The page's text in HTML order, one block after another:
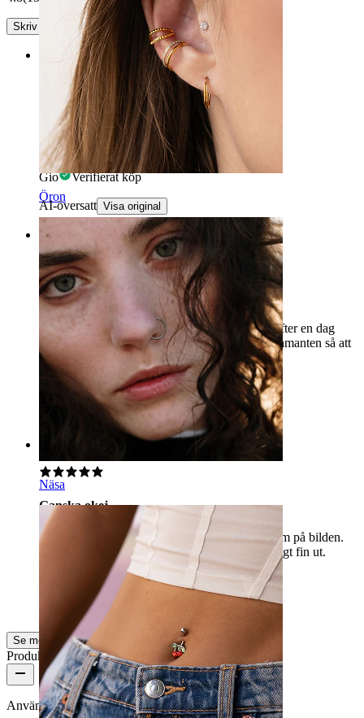
Öron
Näsa
Skriv en recension
Rating
Tungpiercing
Paketet kom fram på två dagar
Gio Verifierat köp
AI-översatt Visa original
Rating
Tungpiercing
Den är väldigt fin, men jag fick sår i gommen efter en dag
med den :/ De borde ha ett lager av något på diamanten så att
den blir mycket behagligare i munnen.
Kimberly Verifierat köp
Visa original
Ganska okej
Glittret är inte placerat bra och det ser inte ut som på bilden.
Kulan är svår att öppna, men den ser ändå väldigt fin ut.
Verifierat köp
AI-översatt Visa original
Se mer
Produktkvalitet
Användningsfrekvens